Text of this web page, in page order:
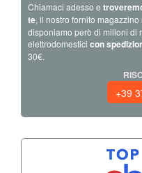
Chiamaci adesso e
te, il nostro fornito
disponiamo però di milioni di
elettrodomestici con
30€.
+39